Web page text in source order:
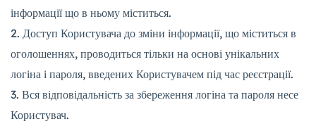
інформації що в ньому міститься.
Доступ Користувача до зміни інформації, що міститься в
оголошеннях, проводиться тільки на основі унікальних
логіна і пароля, введених Користувачем під час реєстрації.
Вся відповідальність за збереження логіна та пароля несе
Користувач.